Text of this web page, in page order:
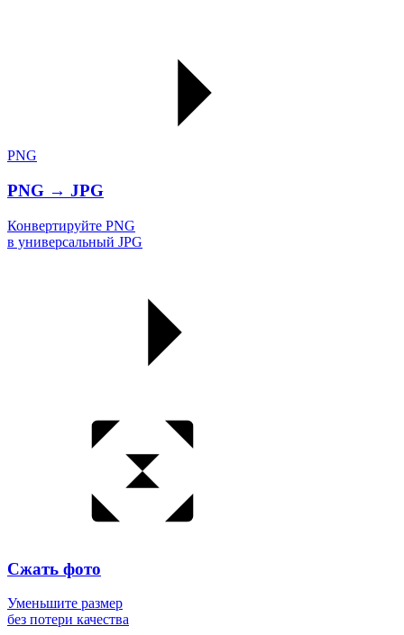
PNG
PNG → JPG
Конвертируйте PNG
в универсальный JPG
Сжать фото
Уменьшите размер
без потери качества